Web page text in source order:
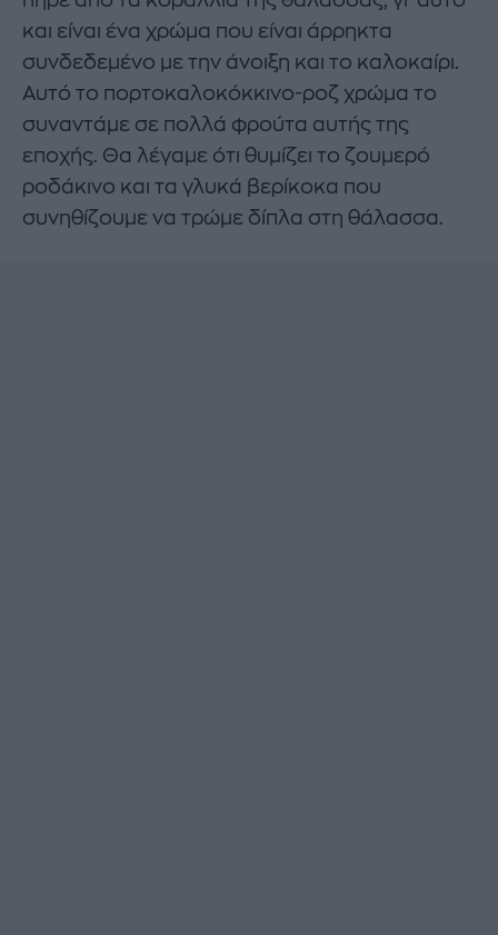
και είναι ένα χρώμα που είναι άρρηκτα
συνδεδεμένο με την άνοιξη και το καλοκαίρι.
Αυτό το πορτοκαλοκόκκινο-ροζ χρώμα το
συναντάμε σε πολλά φρούτα αυτής της
εποχής. Θα λέγαμε ότι θυμίζει το ζουμερό
ροδάκινο και τα γλυκά βερίκοκα που
συνηθίζουμε να τρώμε δίπλα στη θάλασσα.